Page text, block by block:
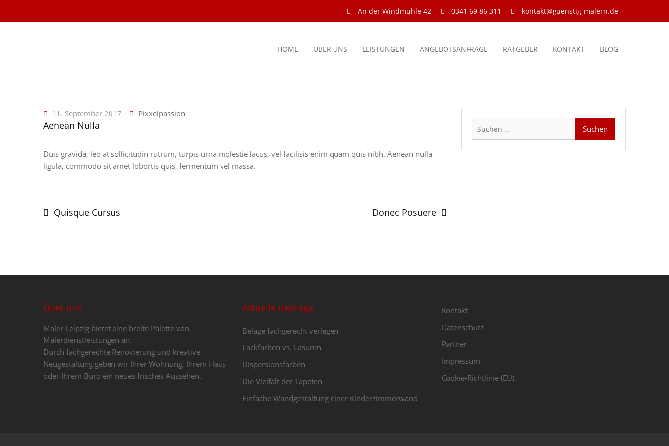
An der Windmühle 42 0341 69 86 311 kontakt@guenstig-malern.de
HOME ÜBER UNS LEISTUNGEN ANGEBOTSANFRAGE RATGEBER KONTAKT BLOG
11. September 2017 Pixxelpassion
Aenean Nulla
Duis gravida, leo at sollicitudin rutrum, turpis urna molestie lacus, vel facilisis enim quam quis nibh. Aenean nulla
ligula, commodo sit amet lobortis quis, fermentum vel massa.
Quisque Cursus
Donec Posuere
Über uns
Maler Leipzig bietet eine breite Palette von
Malerdienstleistungen an.
Durch fachgerechte Renovierung und kreative
Neugestaltung geben wir Ihrer Wohnung, Ihrem Haus
oder Ihrem Büro ein neues frisches Aussehen.
Aktuelle Beiträge
Beläge fachgerecht verlegen
Lackfarben vs. Lasuren
Dispersionsfarben
Die Vielfalt der Tapeten
Einfache Wandgestaltung einer Kinderzimmerwand
Kontakt
Datenschutz
Partner
Impressum
Cookie-Richtlinie (EU)